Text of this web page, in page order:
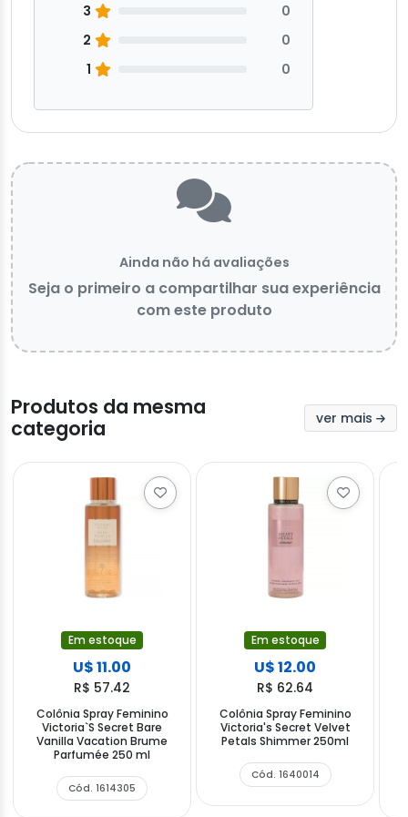
3
0
2
0
1
0
Ainda não há avaliações
Seja o primeiro a compartilhar sua experiência
com este produto
Produtos da mesma
categoria
ver mais
Em estoque
U$ 11.00
R$ 57.42
Colônia Spray Feminino
Victoria`S Secret Bare
Vanilla Vacation Brume
Parfumée 250 ml
Cód. 1614305
Em estoque
U$ 12.00
R$ 62.64
Colônia Spray Feminino
Victoria's Secret Velvet
Petals Shimmer 250ml
Cód. 1640014